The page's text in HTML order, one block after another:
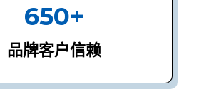
650+
品牌客户信赖